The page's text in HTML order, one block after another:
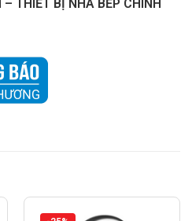
THIẾT BỊ NHÀ BẾP CHÍNH